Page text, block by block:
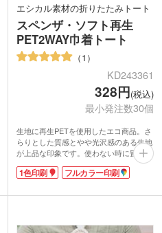
エシカル素材の折りたたみトート
スペンザ・ソフト再生
PET2WAY巾着トート
1
KD243361
328円(税込)
最小発注数30個
生地に再生PETを使用したエコ商品。さ
らりとした質感とやや光沢感のある生地
が上品な印象です。使わない時に畳んで
おけるゴムバンド付き。持ち手は肩掛け
可能な長さです。底マチがあり、かさば
口を絞れる巾着型バッグは、中身が見え
ップやサロンの記念品制作に人気です。
1色印刷 フルカラー印刷